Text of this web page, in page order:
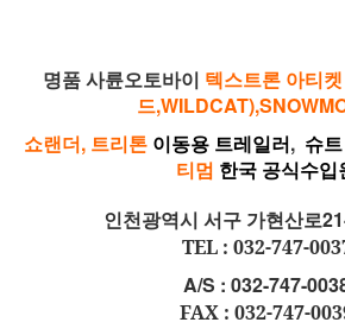
명품 사륜오토바이 텍스트론 아티
드
쇼랜더, 트리톤 이동용 트레일러, 슈
티멈 한국 공식수입
인천광역시 서구 가현산로
TEL : 032-747-
A/S : 032-747-
FAX : 032-747-